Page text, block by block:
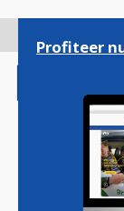
gaan
Profiteer